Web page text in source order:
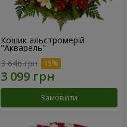
Кошик альстромерій
"Акварель"
3 646 грн
Замовити